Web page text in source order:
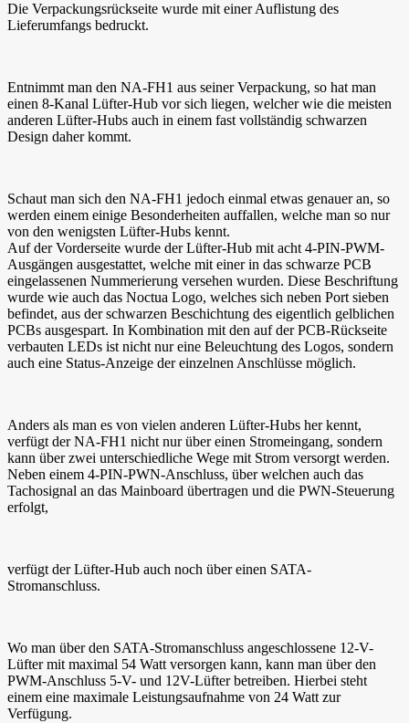
Die Verpackungsrückseite wurde mit einer Auflistung des
Lieferumfangs bedruckt.
Entnimmt man den NA-FH1 aus seiner Verpackung, so hat man
einen 8-Kanal Lüfter-Hub vor sich liegen, welcher wie die meisten
anderen Lüfter-Hubs auch in einem fast vollständig schwarzen
Design daher kommt.
Schaut man sich den NA-FH1 jedoch einmal etwas genauer an, so
werden einem einige Besonderheiten auffallen, welche man so nur
von den wenigsten Lüfter-Hubs kennt.
Auf der Vorderseite wurde der Lüfter-Hub mit acht 4-PIN-PWM-
Ausgängen ausgestattet, welche mit einer in das schwarze PCB
eingelassenen Nummerierung versehen wurden. Diese Beschriftung
wurde wie auch das Noctua Logo, welches sich neben Port sieben
befindet, aus der schwarzen Beschichtung des eigentlich gelblichen
PCBs ausgespart. In Kombination mit den auf der PCB-Rückseite
verbauten LEDs ist nicht nur eine Beleuchtung des Logos, sondern
auch eine Status-Anzeige der einzelnen Anschlüsse möglich.
Anders als man es von vielen anderen Lüfter-Hubs her kennt,
verfügt der NA-FH1 nicht nur über einen Stromeingang, sondern
kann über zwei unterschiedliche Wege mit Strom versorgt werden.
Neben einem 4-PIN-PWN-Anschluss, über welchen auch das
Tachosignal an das Mainboard übertragen und die PWN-Steuerung
erfolgt,
verfügt der Lüfter-Hub auch noch über einen SATA-
Stromanschluss.
Wo man über den SATA-Stromanschluss angeschlossene 12-V-
Lüfter mit maximal 54 Watt versorgen kann, kann man über den
PWM-Anschluss 5-V- und 12V-Lüfter betreiben. Hierbei steht
einem eine maximale Leistungsaufnahme von 24 Watt zur
Verfügung.